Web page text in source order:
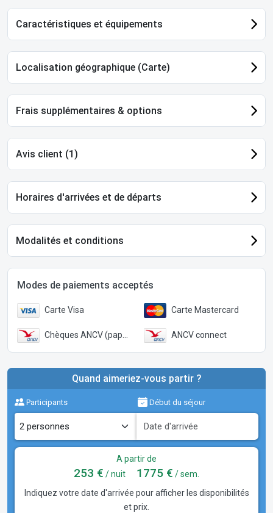
Caractéristiques et équipements
Localisation géographique (Carte)
Frais supplémentaires & options
Avis client (1)
Horaires d'arrivées et de départs
Modalités et conditions
Modes de paiements acceptés
Carte Visa Carte Mastercard
Chèques ANCV (papier) ANCV connect
Quand aimeriez-vous partir ?
Participants Début du séjour
A partir de
253 € / nuit 1775 € / sem.
Indiquez votre date d'arrivée pour afficher les disponibilités
et prix.